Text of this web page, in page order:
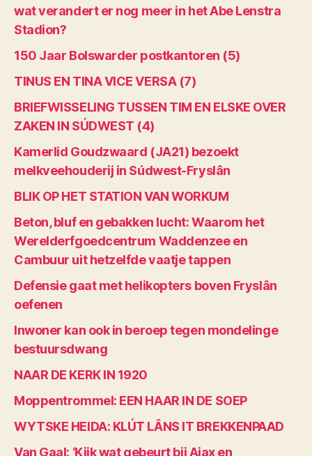
wat verandert er nog meer in het Abe Lenstra
Stadion?
150 Jaar Bolswarder postkantoren (5)
TINUS EN TINA VICE VERSA (7)
BRIEFWISSELING TUSSEN TIM EN ELSKE OVER
ZAKEN IN SÚDWEST (4)
Kamerlid Goudzwaard (JA21) bezoekt
melkveehouderij in Súdwest-Fryslân
BLIK OP HET STATION VAN WORKUM
Beton, bluf en gebakken lucht: Waarom het
Werelderfgoedcentrum Waddenzee en
Cambuur uit hetzelfde vaatje tappen
Defensie gaat met helikopters boven Fryslân
oefenen
Inwoner kan ook in beroep tegen mondelinge
bestuursdwang
NAAR DE KERK IN 1920
Moppentrommel: EEN HAAR IN DE SOEP
WYTSKE HEIDA: KLÚT LÂNS IT BREKKENPAAD
Van Gaal: ‘Kijk wat gebeurt bij Ajax en